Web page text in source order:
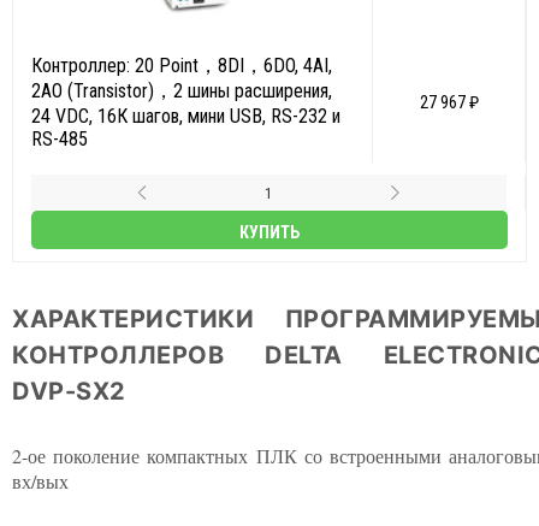
Контроллер: 20 Point，8DI，6DO, 4AI,
2AO (Transistor)，2 шины расширения,
24 VDC, 16К шагов, мини USB, RS-232 и
RS-485
27 967 ₽
КУПИТЬ
ХАРАКТЕРИСТИКИ
КОНТРОЛЛЕРОВ DELTA
DVP-SX2
2-ое поколение компактных ПЛК со встроенными
вх/вых